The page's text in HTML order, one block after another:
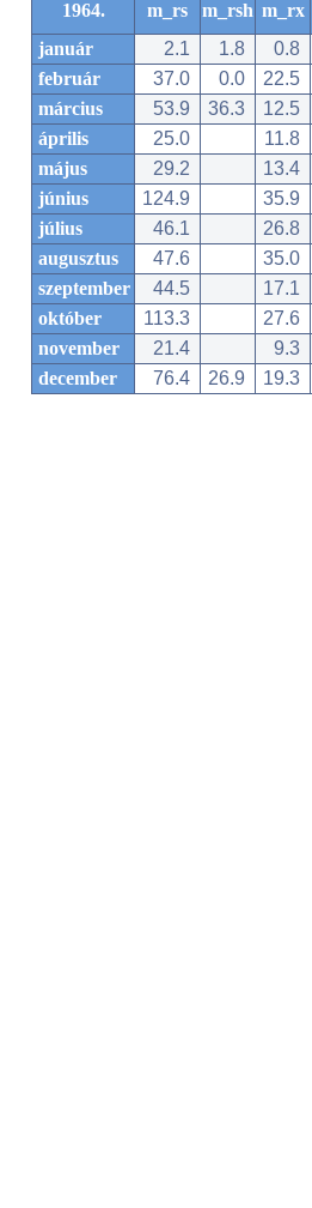
1964. m_rs m_rsh m_rx
január
2.1 1.8 0.8
február
37.0 0.0 22.5
március
53.9 36.3 12.5
április
25.0 11.8
május
29.2 13.4
június
124.9 35.9
július
46.1 26.8
augusztus
47.6 35.0
szeptember
44.5 17.1
október
113.3 27.6
november
21.4 9.3
december
76.4 26.9 19.3